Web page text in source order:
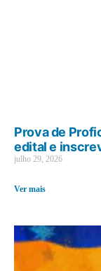
Prova de
edital e
julho 29, 2026
Ver mais